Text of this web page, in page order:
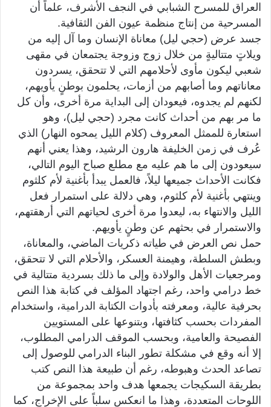
العراق للمسرح الشبابي في النجف الأشرف، علماً أن
المسرحية من إنتاج منظمة عيون الفن الثقافية.
جسد عرض (حجي ليل) معاناة الإنسان وما آل إليه من
ويلاتٍ متتاليةٍ من خلال زوج وزوجة يجتمعان في مقهى
شعبي ليكون مأوى لأحلامهم التي لا تتحقق، يسردون
معاناتهم وما أصابهم من أزمات، يحلمون بوطنٍ يأويهم،
لكنهم لم يجدوه، فيعودان إلى البداية مرة أخرى، وأن كل
ما مر بهم من أحداث كانت مجرد (حجي ليل)، وهو
استعارة للممثل المعروف (كلام الليل يمحوه النهار) الذي
عُرف في زمن الخليفة هارون الرشيد، وهذا يعني أنهم
سيعودون إلى ما هم عليه مع مطلع صباح اليوم التالي،
فكانت الأحداث جميعها ليلاً، فالعمل يبدأ بأغنية لأم كلثوم
وينتهي بأغنية لأم كلثوم، وهي دلالة على استمرار فعل
الليل والانتهاء به، ليعدوا مرة أخرى لحياتهم التي أرهقتهم،
والاستمرار في بحثهم عن وطنٍ يأويهم.
حمل نص العرض في طياته ذكريات الماضي، والمعاناة،
وبطش السلطة، وهيمنة العسكر، والأحلام التي لا تتحقق،
ومرجعيات الأهل والولادة وإلى ما ذلك بسردية متتالية في
خط درامي واحد، رغم اجتهاد المؤلف في كتابة هذا النص
بحرفية عالية، ومعرفته بأدوات الكتابة الدرامية، واستخدام
المفردات بحسب كثافتها، وبتنوعها على المستويين
الفصيحة والعامية، وبحسب الموقف الدرامي المطلوب،
إلا أنه وقع في مشكلة تطور البناء الدرامي للوصول إلى
تصاعد الحدث وهبوطه، رغم أن طبيعة هذا النص كتب
بطريقة السكيجات يجمعها هدف واحد بمجموعة من
اللوحات المتعددة، وهذا ما انعكس سلباً على الإخراج، كما